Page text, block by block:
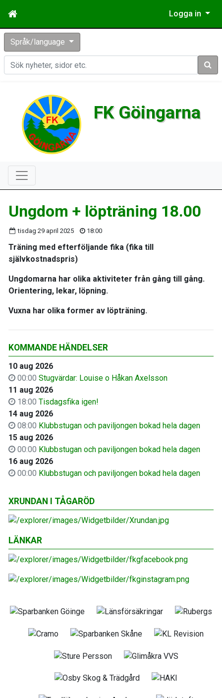
Logga in
Språk/language
Sök
FK Göingarna
KOMMANDE HÄNDELSER
10 aug 2026
00:00 Stugvärdar: Louise o Håkan Axelsson
11 aug 2026
18:00 Tisdagsfika igen!
14 aug 2026
08:00 Klubbstugan och paviljongen bokad hela dagen
15 aug 2026
00:00 Klubbstugan och paviljongen bokad hela dagen
16 aug 2026
00:00 Klubbstugan och paviljongen bokad hela dagen
Ungdom + löpträning 18.00
tisdag 29 april 2025 18:00
Träning med efterföljande fika (fika till
självkostnadspris)
Ungdomarna har olika aktiviteter från gång till gång.
Orientering, lekar, löpning.
Vuxna har olika former av löpträning.
XRUNDAN I TÅGARÖD
LÄNKAR